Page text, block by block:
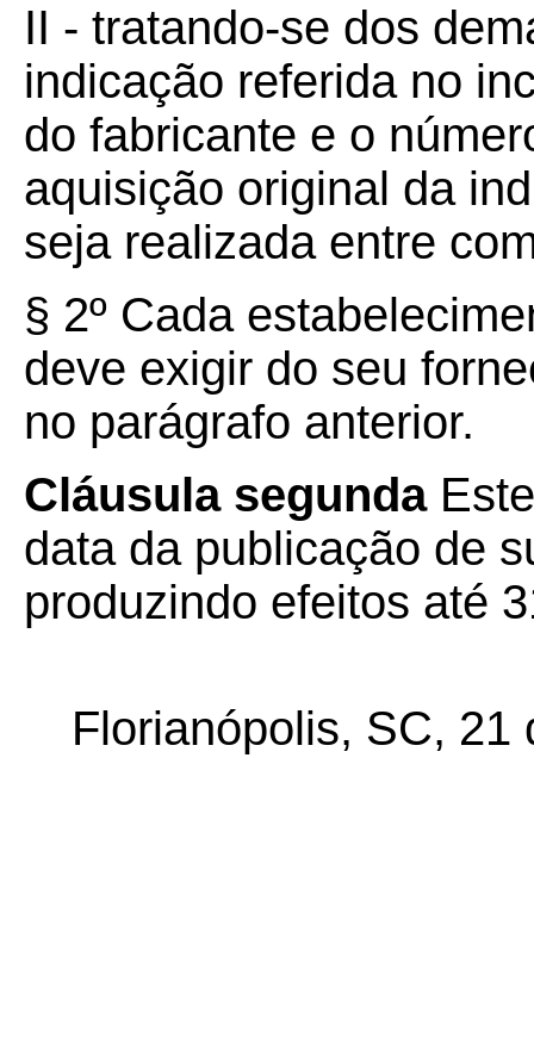
II - tratando-se dos
indicação referida no
do fabricante e o
aquisição original da
seja realizada entre
§ 2º Cada
deve exigir do seu
no parágrafo anterior.
Cláusula segunda
data da publicação de
produzindo efeitos até
Florianópolis, SC, 21